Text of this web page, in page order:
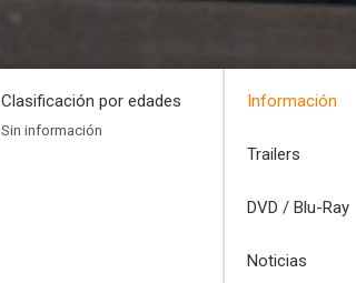
Clasificación por edades
Sin información
Información
Trailers
DVD / Blu-Ray
Noticias